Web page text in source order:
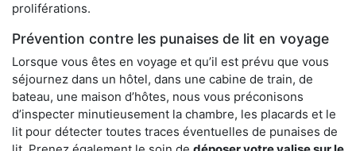
proliférations.
Prévention contre les punaises de lit en voyage
Lorsque vous êtes en voyage et qu’il est prévu que vous
séjournez dans un hôtel, dans une cabine de train, de
bateau, une maison d’hôtes, nous vous préconisons
d’inspecter minutieusement la chambre, les placards et le
lit pour détecter toutes traces éventuelles de punaises de